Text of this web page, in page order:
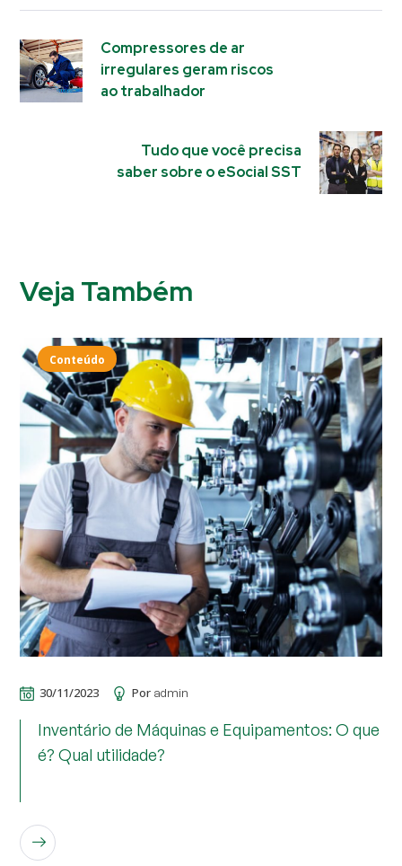
Compressores de ar
irregulares geram riscos
ao trabalhador
Tudo que você precisa
saber sobre o eSocial SST
Veja Também
Conteúdo
30/11/2023 Por admin
Inventário de Máquinas e Equipamentos: O que
é? Qual utilidade?